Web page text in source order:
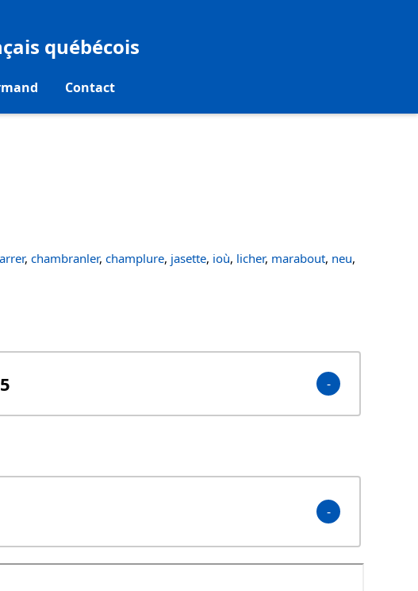
québécois
Contact
, chambranler, champlure, jasette, ioù, licher, marabout, neu,